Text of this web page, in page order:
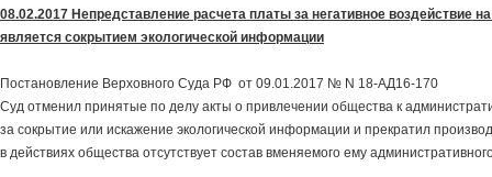
08.02.2017 Непредставление расчета платы за негативное воздействие
является сокрытием экологической информации
Постановление Верховного Суда РФ от 09.01.2017 № N 18-АД16-170
Суд отменил принятые по делу акты о привлечении общества к
за сокрытие или искажение экологической информации и прекратил
в действиях общества отсутствует состав вменяемого ему